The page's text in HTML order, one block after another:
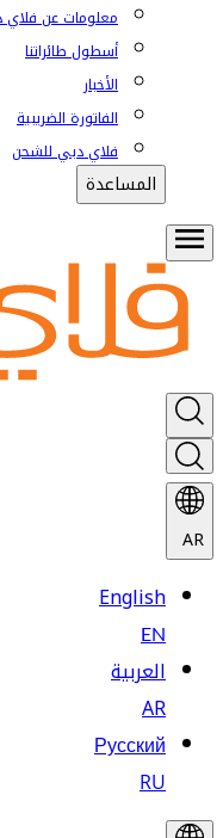
معلومات عن فلاي
أسطول طائراتنا
الأخبار
الفاتورة الضريبية
فلاي دبي للشحن
المساعدة
AR
English
EN
العربية
AR
Русский
RU